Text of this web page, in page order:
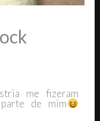
me fizeram
de mim